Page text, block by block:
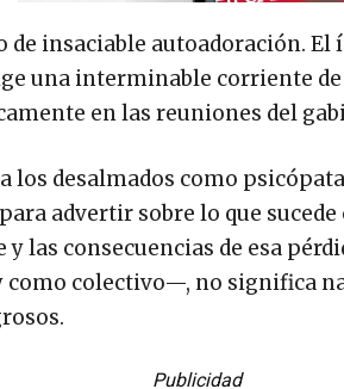
de insaciable autoadoración.
una interminable corriente
en las reuniones del
desalmados como
advertir sobre lo que
las consecuencias de esa
colectivo—, no significa
Publicidad